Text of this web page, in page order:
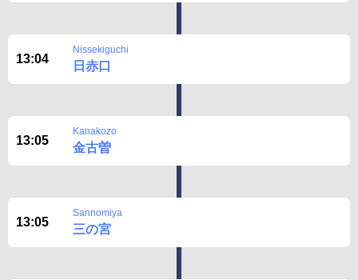
13:04
Nissekiguchi
日赤口
13:05
Kanakozo
金古曽
13:05
Sannomiya
三の宮